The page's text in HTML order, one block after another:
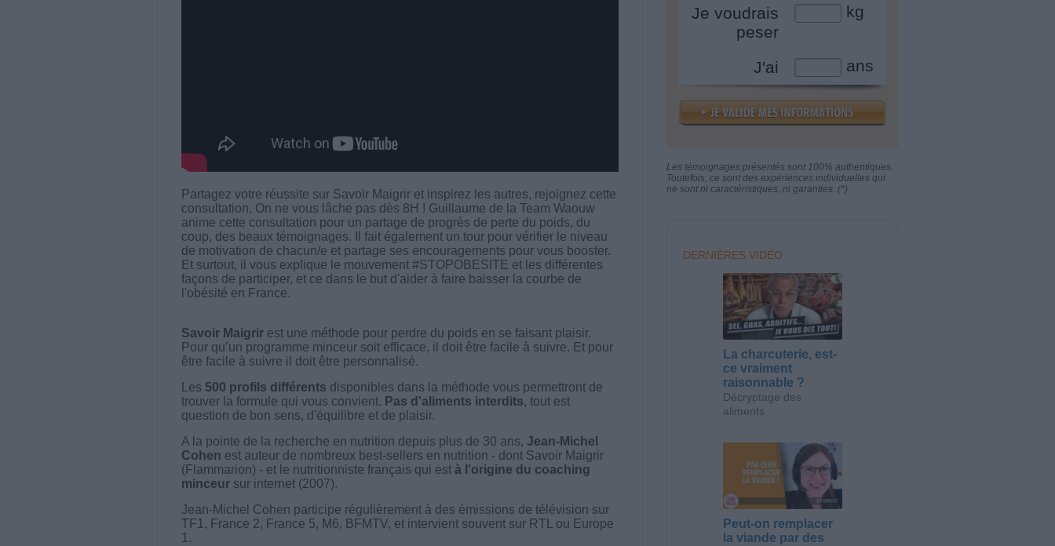
Partagez votre réussite sur Savoir Maigrir et inspirez les autres, rejoignez cette
consultation, On ne vous lâche pas dès 8H ! Guillaume de la Team Waouw
anime cette consultation pour un partage de progrès de perte du poids, du
coup, des beaux témoignages. Il fait également un tour pour vérifier le niveau
de motivation de chacun/e et partage ses encouragements pour vous booster.
Et surtout, il vous explique le mouvement #STOPOBESITE et les différentes
façons de participer, et ce dans le but d'aider à faire baisser la courbe de
l'obésité en France.
Savoir Maigrirest une méthode pour perdre du poids en se faisant plaisir.
Pour qu’un programme minceur soit efficace, il doit être facile à suivre. Et pour
être facile à suivre il doit être personnalisé.
Les 500 profils différents disponibles dans la méthode vous permettront de
trouver la formule qui vous convient. Pas d'aliments interdits, tout est
question de bon sens, d'équilibre et de plaisir.
A la pointe de la recherche en nutrition depuis plus de 30 ans, Jean-Michel
Cohen est auteur de nombreux best-sellers en nutrition - dont Savoir Maigrir
(Flammarion) - et le nutritionniste français qui est à l'origine du coaching
minceursur internet (2007).
Jean-Michel Cohen participe régulièrement à des émissions de télévision sur
TF1, France 2, France 5, M6, BFMTV, et intervient souvent sur RTL ou Europe
1.
Je voudrais
peser
kg
J'ai ans
Les témoignages présentés sont 100% authentiques.
Toutefois, ce sont des expériences individuelles qui
ne sont ni caractéristiques, ni garanties. (*)
DERNIÈRES VIDÉO
La charcuterie, est-
ce vraiment
raisonnable ?
Décryptage des
aliments
Peut-on remplacer
la viande par des